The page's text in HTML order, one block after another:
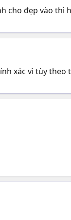
cho đẹp vào thì
xác vì tùy theo